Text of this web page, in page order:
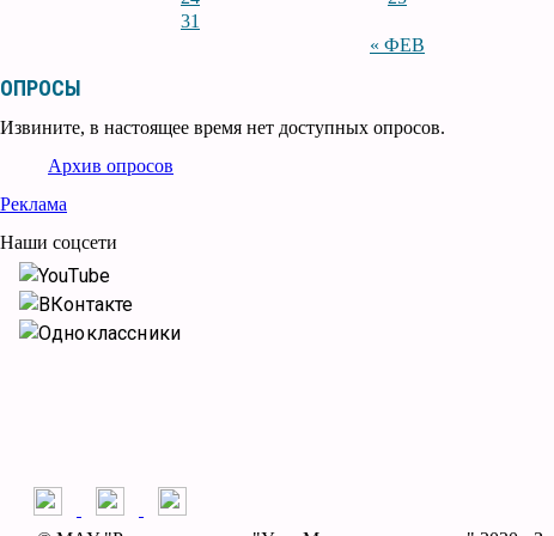
« ФЕВ
31
ОПРОСЫ
Извините, в настоящее время нет доступных опросов.
Архив опросов
Реклама
Наши соцсети
YouTube
ВКонтакте
Одноклассники